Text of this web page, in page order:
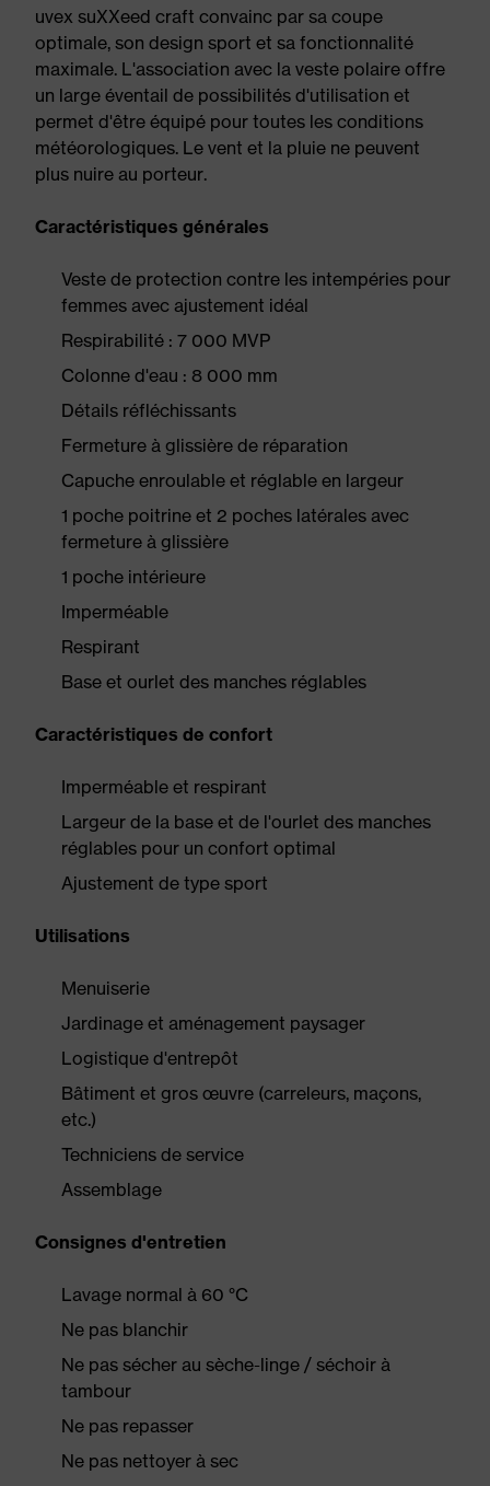
uvex suXXeed craft convainc par sa coupe
optimale, son design sport et sa fonctionnalité
maximale. L'association avec la veste polaire offre
un large éventail de possibilités d'utilisation et
permet d'être équipé pour toutes les conditions
météorologiques. Le vent et la pluie ne peuvent
plus nuire au porteur.
Caractéristiques générales
Veste de protection contre les intempéries pour
femmes avec ajustement idéal
Respirabilité : 7 000 MVP
Colonne d'eau : 8 000 mm
Détails réfléchissants
Fermeture à glissière de réparation
Capuche enroulable et réglable en largeur
1 poche poitrine et 2 poches latérales avec
fermeture à glissière
1 poche intérieure
Imperméable
Respirant
Base et ourlet des manches réglables
Caractéristiques de confort
Imperméable et respirant
Largeur de la base et de l'ourlet des manches
réglables pour un confort optimal
Ajustement de type sport
Utilisations
Menuiserie
Jardinage et aménagement paysager
Logistique d'entrepôt
Bâtiment et gros œuvre (carreleurs, maçons,
etc.)
Techniciens de service
Assemblage
Consignes d'entretien
Lavage normal à 60 °C
Ne pas blanchir
Ne pas sécher au sèche-linge / séchoir à
tambour
Ne pas repasser
Ne pas nettoyer à sec